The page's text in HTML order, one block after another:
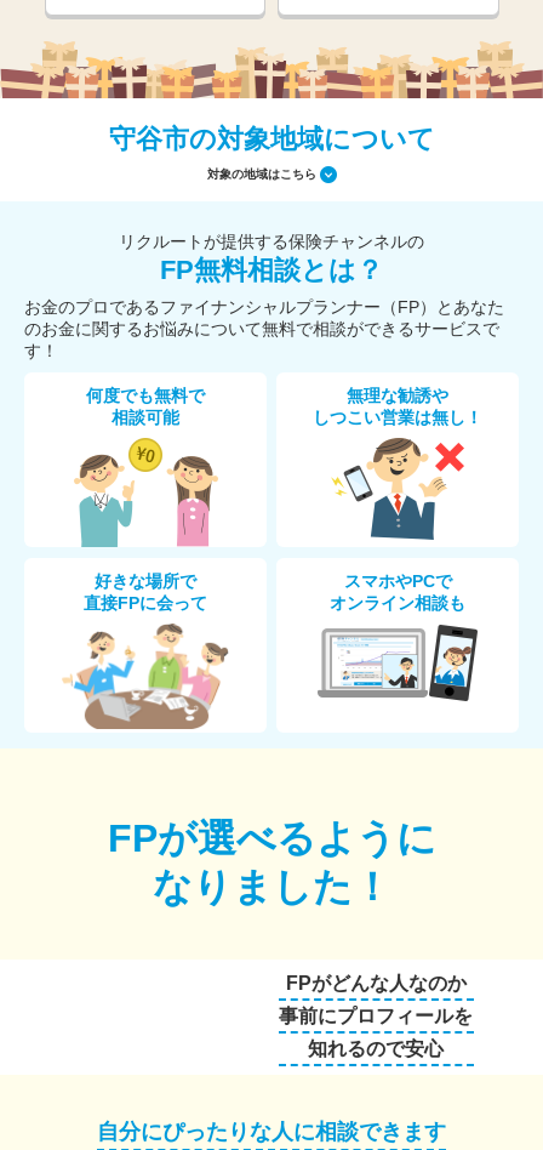
守谷市の対象地域について
対象の地域はこちら
リクルートが提供する保険チャンネルの
FP無料相談とは？
お金のプロであるファイナンシャルプランナー（FP）とあなた
のお金に関するお悩みについて無料で相談ができるサービスで
す！
何度でも無料で
相談可能
無理な勧誘や
しつこい営業は無し！
好きな場所で
直接FPに会って
スマホやPCで
オンライン相談も
FPが選べるように
なりました！
FPがどんな人なのか
事前にプロフィールを
知れるので安心
自分にぴったりな人に相談できます